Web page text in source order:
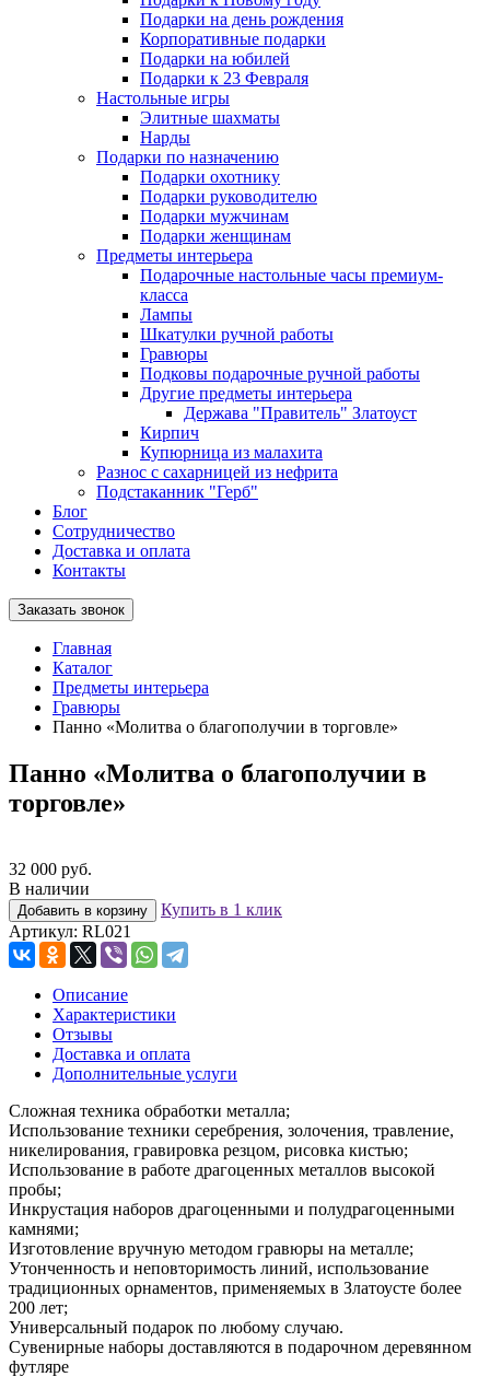
Подарки на день рождения
Корпоративные подарки
Подарки на юбилей
Подарки к 23 Февраля
Настольные игры
Элитные шахматы
Нарды
Подарки по назначению
Подарки охотнику
Подарки руководителю
Подарки мужчинам
Подарки женщинам
Предметы интерьера
Подарочные настольные часы премиум-
класса
Лампы
Шкатулки ручной работы
Гравюры
Подковы подарочные ручной работы
Другие предметы интерьера
Держава "Правитель" Златоуст
Кирпич
Купюрница из малахита
Разнос с сахарницей из нефрита
Подстаканник "Герб"
Блог
Сотрудничество
Доставка и оплата
Контакты
Заказать звонок
Главная
Каталог
Предметы интерьера
Гравюры
Панно «Молитва о благополучии в торговле»
Панно «Молитва о благополучии в
торговле»
32 000 руб.
В наличии
Добавить в корзину
Купить в 1 клик
Артикул: RL021
Описание
Характеристики
Отзывы
Доставка и оплата
Дополнительные услуги
Сложная техника обработки металла;
Использование техники серебрения, золочения, травление,
никелирования, гравировка резцом, рисовка кистью;
Использование в работе драгоценных металлов высокой
пробы;
Инкрустация наборов драгоценными и полудрагоценными
камнями;
Изготовление вручную методом гравюры на металле;
Утонченность и неповторимость линий, использование
традиционных орнаментов, применяемых в Златоусте более
200 лет;
Универсальный подарок по любому случаю.
Сувенирные наборы доставляются в подарочном деревянном
футляре